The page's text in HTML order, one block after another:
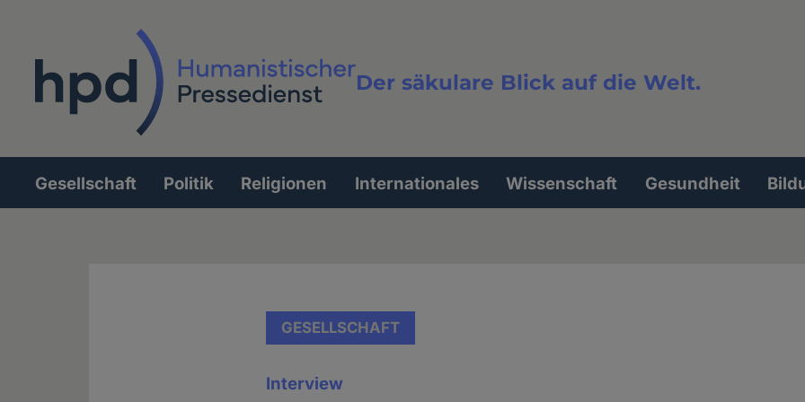
Der säkulare Blick auf die Welt.
Volltextsuche
Hauptnavigation
Gesellschaft Politik Religionen Internationales Wissenschaft Gesundheit
GESELLSCHAFT
Interview